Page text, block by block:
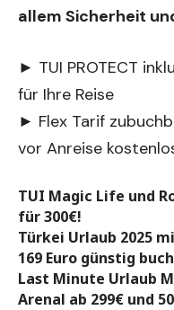
allem Sicherheit
► TUI PROTECT
für Ihre Reise
► Flex Tarif
vor Anreise
TUI Magic Life und
für 300€!
Türkei Urlaub 2025
169 Euro günstig
Last Minute Urlaub
Arenal ab 299€ und